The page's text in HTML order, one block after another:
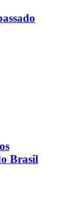
Brasil